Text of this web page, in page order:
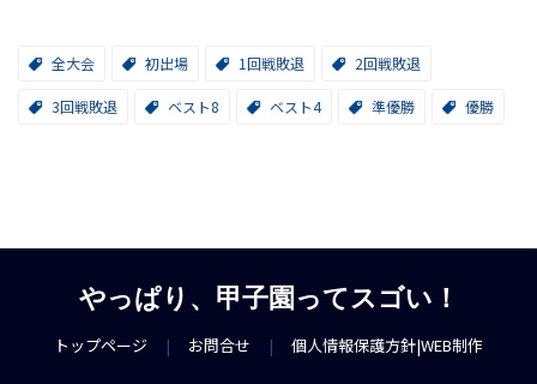
全大会 初出場 1回戦敗退 2回戦敗退
3回戦敗退 ベスト8 ベスト4 準優勝 優勝
やっぱり、甲子園ってスゴい！
トップページ | お問合せ | 個人情報保護方針|WEB制作